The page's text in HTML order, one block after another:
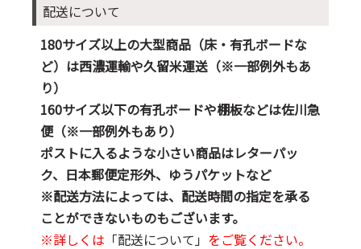
配送について
180サイズ以上の大型商品（床・有孔ボードな
ど）は西濃運輸や久留米運送（※一部例外もあ
り）
160サイズ以下の有孔ボードや棚板などは佐川急
便（※一部例外もあり）
ポストに入るような小さい商品はレターパッ
ク、日本郵便定形外、ゆうパケットなど
※配送方法によっては、配送時間の指定を承る
ことができないものもございます。
※詳しくは 「配送について」 をご覧ください。